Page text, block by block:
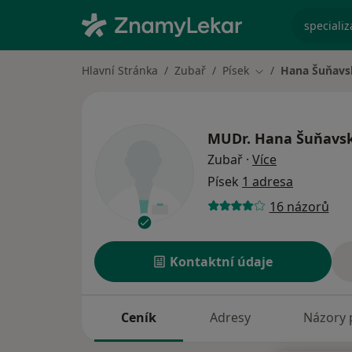
Hlavní Stránka Zubař Písek Změna města
Hana
MUDr. Hana
Zubař · Více
Písek 1 adresa
16 názorů
Kontaktní údaje
Ceník Adresy Názory